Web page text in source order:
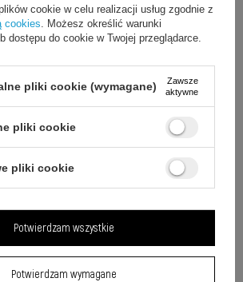
cookie w celu realizacji usług zgodnie z
cookies . Możesz określić warunki
dostępu do cookie w Twojej przeglądarce.
pliki cookie (wymagane)
Zawsze
aktywne
pliki cookie
pliki cookie
Potwierdzam wymagane
Potwierdzam wszystkie